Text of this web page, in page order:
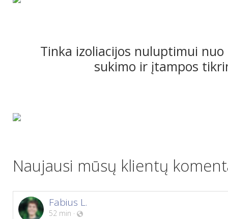
Tinka izoliacijos nuluptimui
sukimo ir įtampos
Naujausi mūsų klientų
Fabius L.
52 min ·